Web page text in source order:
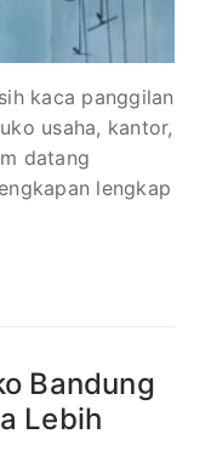
kaca panggilan
usaha, kantor,
datang
lengkap
Bandung
Lebih